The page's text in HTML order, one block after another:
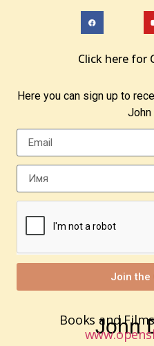
Click here for
Here you can sign up to
John
Join the
John
Books and